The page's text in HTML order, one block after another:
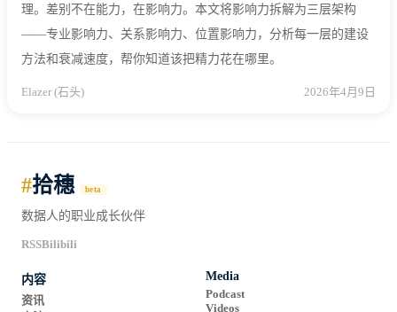
理。差别不在能力，在影响力。本文将影响力拆解为三层架构
——专业影响力、关系影响力、位置影响力，分析每一层的建设
方法和衰减速度，帮你知道该把精力花在哪里。
Elazer (石头) 2026年4月9日
#拾穗 beta
数据人的职业成长伙伴
RSSBilibili
内容
资讯
Media
Podcast
Videos